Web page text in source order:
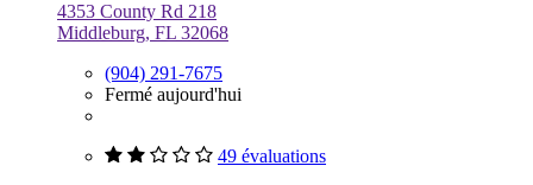
4353 County Rd 218
Middleburg, FL 32068
(904) 291-7675
Fermé aujourd'hui
49 évaluations